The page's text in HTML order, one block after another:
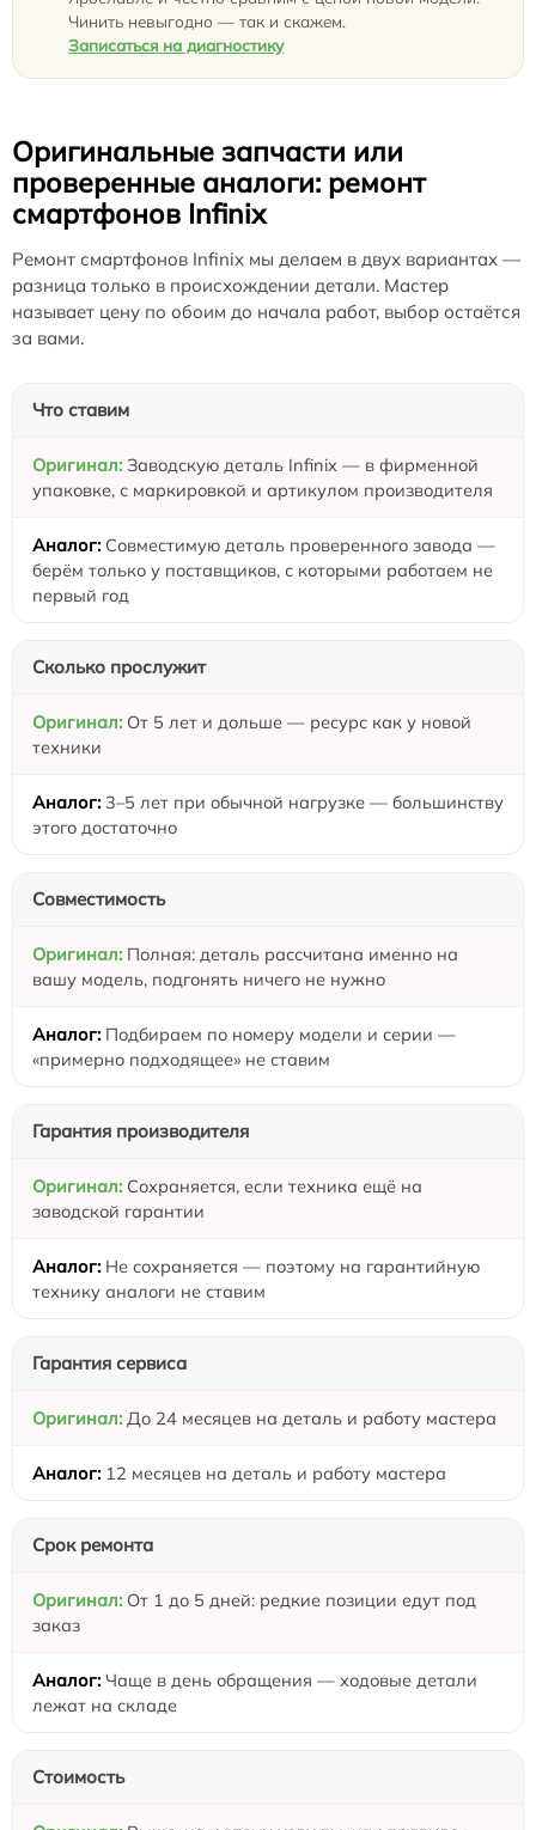
Чинить невыгодно — так и скажем.
Записаться на диагностику
Оригинальные запчасти или
проверенные аналоги: ремонт
смартфонов Infinix
Ремонт смартфонов Infinix мы делаем в двух вариантах —
разница только в происхождении детали. Мастер
называет цену по обоим до начала работ, выбор остаётся
за вами.
Что ставим
Заводскую деталь Infinix — в фирменной
упаковке, с маркировкой и артикулом производителя
Совместимую деталь проверенного завода —
берём только у поставщиков, с которыми работаем не
первый год
Сколько прослужит
От 5 лет и дольше — ресурс как у новой
техники
3–5 лет при обычной нагрузке — большинству
этого достаточно
Совместимость
Полная: деталь рассчитана именно на
вашу модель, подгонять ничего не нужно
Подбираем по номеру модели и серии —
«примерно подходящее» не ставим
Гарантия производителя
Сохраняется, если техника ещё на
заводской гарантии
Не сохраняется — поэтому на гарантийную
технику аналоги не ставим
Гарантия сервиса
До 24 месяцев на деталь и работу мастера
12 месяцев на деталь и работу мастера
Срок ремонта
От 1 до 5 дней: редкие позиции едут под
заказ
Чаще в день обращения — ходовые детали
лежат на складе
Стоимость